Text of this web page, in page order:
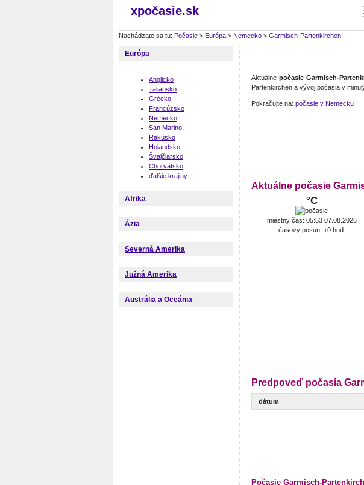
xpočasie.sk
Nachádzate sa tu: Počasie > Európa > Nemecko > Garmisch-Partenkirchen
Európa
Anglicko
Taliansko
Grécko
Francúzsko
Nemecko
San Marino
Rakúsko
Holandsko
Švajčiarsko
Chorvátsko
ďalšie krajiny ...
Afrika
Ázia
Severná Amerika
Južná Amerika
Austrália a Oceánia
Aktuálnepočasie Garmisch-
Partenkirchen a vývoj počasia v
Pokračujte na: počasie v Nemecku
Aktuálne počasie
°C
miestny čas: 05:53 07.08.2026
časový posun: +0 hod.
Predpoveď počasia
dátum
Počasie Garmisch-